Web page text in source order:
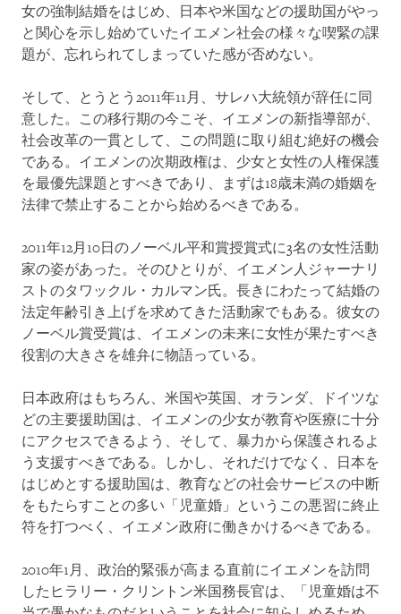
女の強制結婚をはじめ、日本や米国などの援助国がやっ
と関心を示し始めていたイエメン社会の様々な喫緊の課
題が、忘れられてしまっていた感が否めない。
そして、とうとう2011年11月、サレハ大統領が辞任に同
意した。この移行期の今こそ、イエメンの新指導部が、
社会改革の一貫として、この問題に取り組む絶好の機会
である。イエメンの次期政権は、少女と女性の人権保護
を最優先課題とすべきであり、まずは18歳未満の婚姻を
法律で禁止することから始めるべきである。
2011年12月10日のノーベル平和賞授賞式に3名の女性活動
家の姿があった。そのひとりが、イエメン人ジャーナリ
ストのタワックル・カルマン氏。長きにわたって結婚の
法定年齢引き上げを求めてきた活動家でもある。彼女の
ノーベル賞受賞は、イエメンの未来に女性が果たすべき
役割の大きさを雄弁に物語っている。
日本政府はもちろん、米国や英国、オランダ、ドイツな
どの主要援助国は、イエメンの少女が教育や医療に十分
にアクセスできるよう、そして、暴力から保護されるよ
う支援すべきである。しかし、それだけでなく、日本を
はじめとする援助国は、教育などの社会サービスの中断
をもたらすことの多い「児童婚」というこの悪習に終止
符を打つべく、イエメン政府に働きかけるべきである。
2010年1月、政治的緊張が高まる直前にイエメンを訪問
したヒラリー・クリントン米国務長官は、「児童婚は不